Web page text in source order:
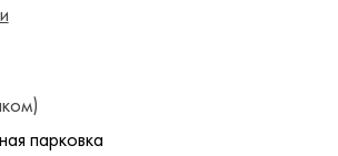
парковка